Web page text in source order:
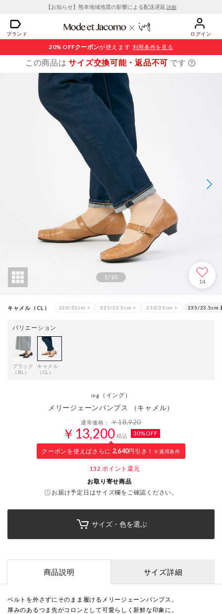
【お知らせ】熊本地域地震の影響による配送遅延 詳細
ブランド ログイン
20% OFFクーポンが使えます 利用条件を見る
この商品はサイズ交換可能・返品不可 です
1/ 10
14
キャメル（CL） 220/22cm × 225/22.5cm × 230/23cm × 235/23.5cm
バリエーション
ブラック
（BL）
キャメル
（CL）
ing （イング）
メリージェーンパンプス （キャメル）
通常価格：￥18,920
￥13,200 税込 30%OFF
クーポンを使えばさらに 2,640円引き！ ※適用条件
132 ポイント還元
お取り寄せ商品
お届け予定日はサイズ欄をご確認ください。
サイズ・色を選ぶ
商品説明 サイズ詳細
ベルトを外さずにそのまま履けるメリージェーンパンプス。
厚みのあるつま先がコロンとして可愛らしく新鮮な印象に。